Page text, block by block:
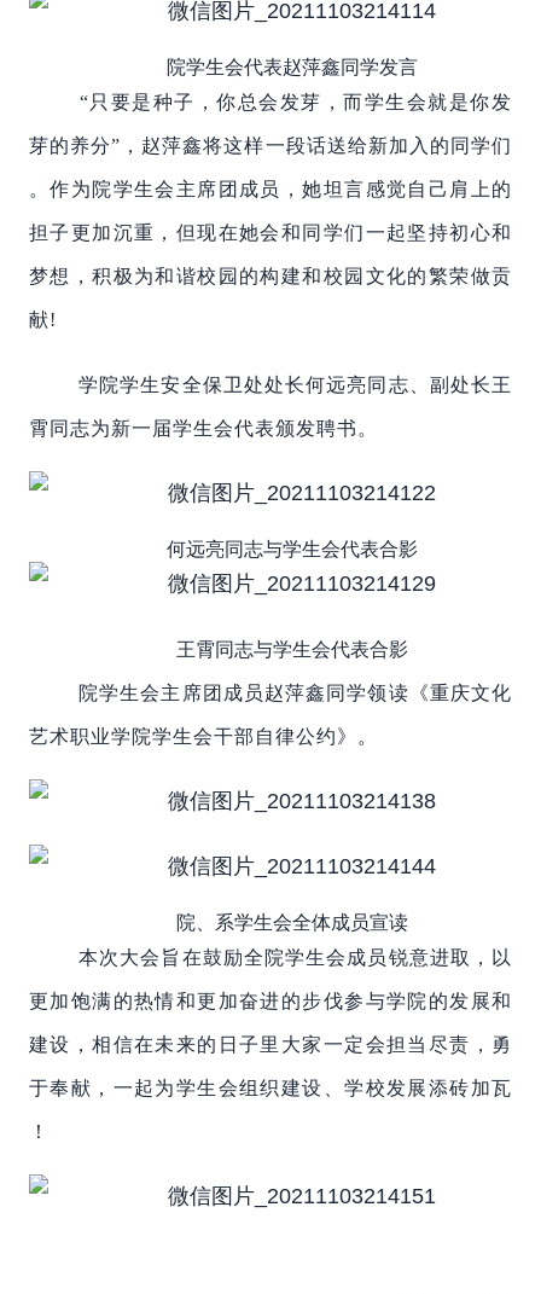
院学生会代表赵萍鑫同学发言
“只要是种子，你总会发芽，而学生会就是你发
芽的养分”，赵萍鑫将这样一段话送给新加入的同学们
。作为院学生会主席团成员，她坦言感觉自己肩上的
担子更加沉重，但现在她会和同学们一起坚持初心和
梦想，积极为和谐校园的构建和校园文化的繁荣做贡
献!
学院学生安全保卫处处长何远亮同志、副处长王
霄同志为新一届学生会代表颁发聘书。
何远亮同志与学生会代表合影
王霄同志与学生会代表合影
院学生会主席团成员赵萍鑫同学领读《重庆文化
艺术职业学院学生会干部自律公约》。
院、系学生会全体成员宣读
本次大会旨在鼓励全院学生会成员锐意进取，以
更加饱满的热情和更加奋进的步伐参与学院的发展和
建设，相信在未来的日子里大家一定会担当尽责，勇
于奉献，一起为学生会组织建设、学校发展添砖加瓦
！